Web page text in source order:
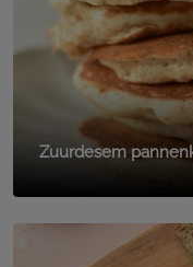
Zuurdesem